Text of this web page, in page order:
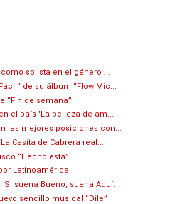
solista en el género ...
de su álbum “Flow Mic...
“Fin de semana”
el país 'La belleza de am...
las mejores posiciones con...
Casita de Cabrera real...
“Hecho está”
Latinoamérica
Si suena Bueno, suena Aquí.
sencillo musical “Dile”